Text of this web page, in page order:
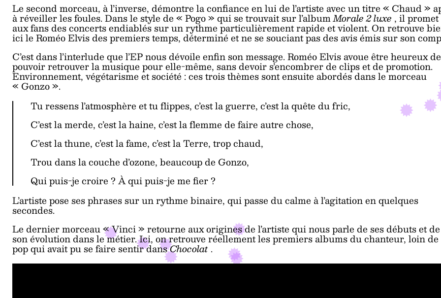
Le second morceau, à l’inverse, démontre la confiance en lui de l’artiste avec un titre « Chaud »
à réveiller les foules. Dans le style de « Pogo » qui se trouvait sur l’albumMorale 2 luxe , il promet
aux fans des concerts endiablés sur un rythme particulièrement rapide et violent. On retrouve
ici le Roméo Elvis des premiers temps, déterminé et ne se souciant pas des avis émis sur son
C’est dans l’interlude que l’EP nous dévoile enfin son message. Roméo Elvis avoue être heureux de
pouvoir retrouver la musique pour elle-même, sans devoir s’encombrer de clips et de promotion.
Environnement, végétarisme et société : ces trois thèmes sont ensuite abordés dans le morceau
« Gonzo ».
Tu ressens l’atmosphère et tu flippes, c’est la guerre, c’est la quête du fric,
C’est la merde, c’est la haine, c’est la flemme de faire autre chose,
C’est la thune, c’est la fame, c’est la Terre, trop chaud,
Trou dans la couche d’ozone, beaucoup de Gonzo,
Qui puis-je croire ? À qui puis-je me fier ?
L’artiste pose ses phrases sur un rythme binaire, qui passe du calme à l’agitation en quelques
secondes.
Le dernier morceau « Vinci » retourne aux origines de l’artiste qui nous parle de ses débuts et de
son évolution dans le métier. Ici, on retrouve réellement les premiers albums du chanteur, loin
pop qui avait pu se faire sentir dansChocolat .